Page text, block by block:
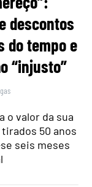
descontos
do tempo e
“injusto”
o valor da sua
50 anos
seis meses